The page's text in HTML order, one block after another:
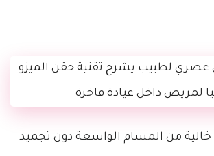
من المسام الواسعة دون تجميد